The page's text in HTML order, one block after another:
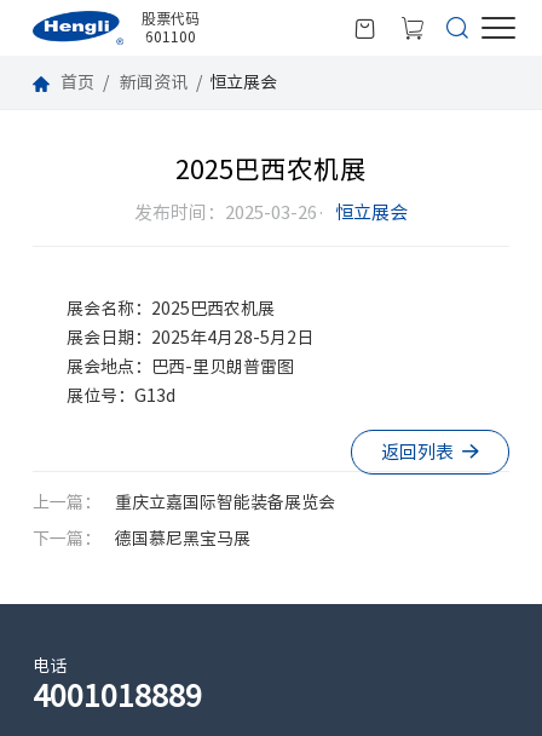
股票代码
601100
首页 新闻资讯 恒立展会
2025巴西农机展
发布时间：2025-03-26· 恒立展会
展会名称：2025巴西农机展
展会日期：2025年4月28-5月2日
展会地点：
巴西-里贝朗普雷图
展位号：G13d
返回列表
上一篇： 重庆立嘉国际智能装备展览会
下一篇： 德国慕尼黑宝马展
电话
4001018889